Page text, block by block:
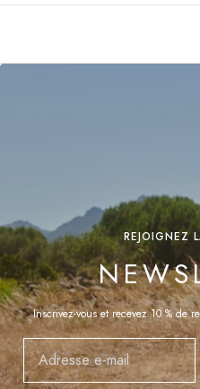
REJOIGNEZ
Inscrivez-vous et recevez 10 % de
MAIL